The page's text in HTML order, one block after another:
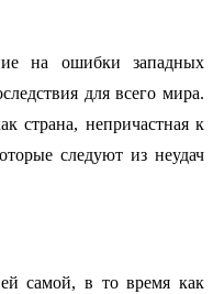
на ошибки западных
для всего мира.
страна, непричастная к
следуют из неудач
самой, в то время как